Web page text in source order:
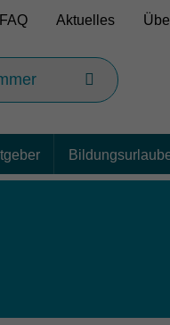
FAQ Aktuelles